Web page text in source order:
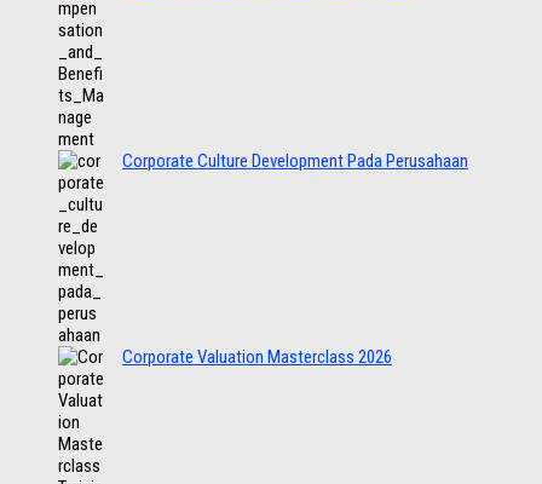
Corporate Culture Development Pada Perusahaan
Corporate Valuation Masterclass 2026